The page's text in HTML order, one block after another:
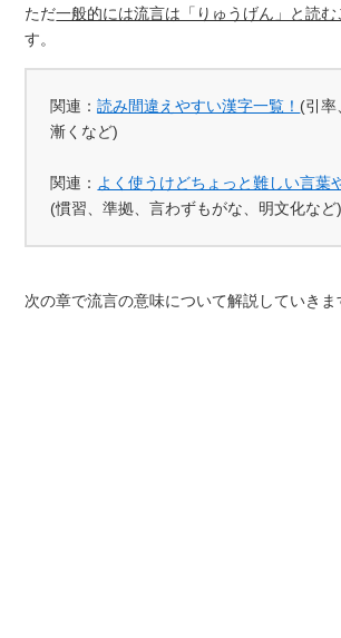
ただ一般的には流言は「りゅうげん」と読
す。
関連：読み間違えやすい漢字一覧！ (引率
漸くなど)
関連： よく使うけどちょっと難しい言葉
(慣習、準拠、言わずもがな、明文化など)
次の章で流言の意味について解説していきま